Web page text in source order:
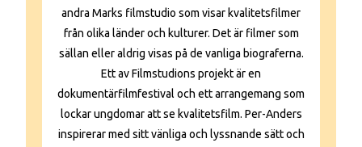
andra Marks filmstudio som visar kvalitetsfilmer
från olika länder och kulturer. Det är filmer som
sällan eller aldrig visas på de vanliga biograferna.
Ett av Filmstudions projekt är en
dokumentärfilmfestival och ett arrangemang som
lockar ungdomar att se kvalitetsfilm. Per-Anders
inspirerar med sitt vänliga och lyssnande sätt och